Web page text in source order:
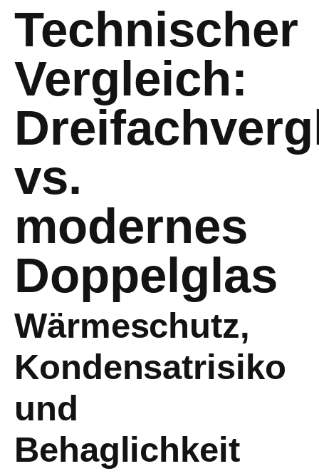
Technischer
Vergleich:
vs.
modernes
Doppelglas
Wärmeschutz,
Kondensatrisiko
und
Behaglichkeit